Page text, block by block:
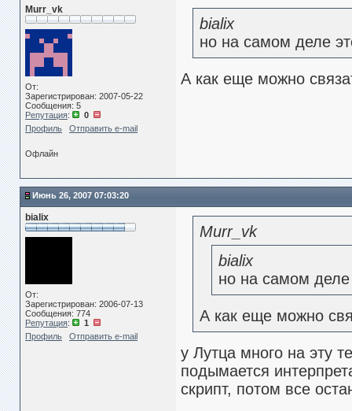
Murr_vk
От:
Зарегистрирован: 2007-05-22
Сообщения: 5
Репутация:
0
Профиль
Отправить e-mail
bialix
но на самом деле
А как еще можно
Офлайн
Июнь 26, 2007 07:03:20
bialix
От:
Зарегистрирован: 2006-07-13
Сообщения: 774
Репутация:
1
Профиль
Отправить e-mail
Murr_vk
bialix
но на самом деле
А как еще можно
у Лутца много на эту
подымается
скрипт, потом все